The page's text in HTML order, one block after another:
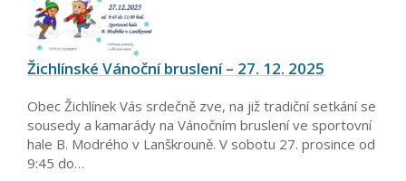
Žichlínské Vánoční bruslení – 27. 12. 2025
Obec Žichlínek Vás srdečně zve, na již tradiční setkání se
sousedy a kamarády na Vánočním bruslení ve sportovní
hale B. Modrého v Lanškrouně. V sobotu 27. prosince od
9:45 do…